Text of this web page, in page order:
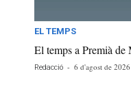
EL TEMPS
El temps a Premià
Redacció - 6 d'agost de 2026